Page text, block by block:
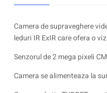
Camera de supraveghere
leduri IR ExIR care ofera o
Senzorul de 2 mega pixeli
Camera se alimenteaza la